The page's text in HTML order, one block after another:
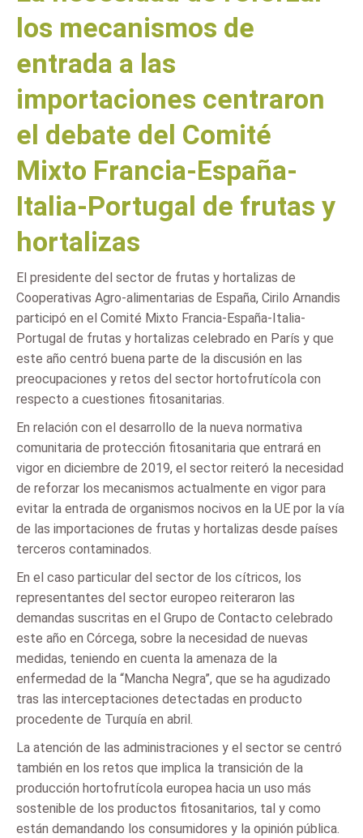
los mecanismos de
entrada a las
importaciones centraron
el debate del Comité
Mixto Francia-España-
Italia-Portugal de frutas y
hortalizas
El presidente del sector de frutas y hortalizas de
Cooperativas Agro-alimentarias de España, Cirilo Arnandis
participó en el Comité Mixto Francia-España-Italia-
Portugal de frutas y hortalizas celebrado en París y que
este año centró buena parte de la discusión en las
preocupaciones y retos del sector hortofrutícola con
respecto a cuestiones fitosanitarias.
En relación con el desarrollo de la nueva normativa
comunitaria de protección fitosanitaria que entrará en
vigor en diciembre de 2019, el sector reiteró la necesidad
de reforzar los mecanismos actualmente en vigor para
evitar la entrada de organismos nocivos en la UE por la vía
de las importaciones de frutas y hortalizas desde países
terceros contaminados.
En el caso particular del sector de los cítricos, los
representantes del sector europeo reiteraron las
demandas suscritas en el Grupo de Contacto celebrado
este año en Córcega, sobre la necesidad de nuevas
medidas, teniendo en cuenta la amenaza de la
enfermedad de la “Mancha Negra”, que se ha agudizado
tras las interceptaciones detectadas en producto
procedente de Turquía en abril.
La atención de las administraciones y el sector se centró
también en los retos que implica la transición de la
producción hortofrutícola europea hacia un uso más
sostenible de los productos fitosanitarios, tal y como
están demandando los consumidores y la opinión pública.